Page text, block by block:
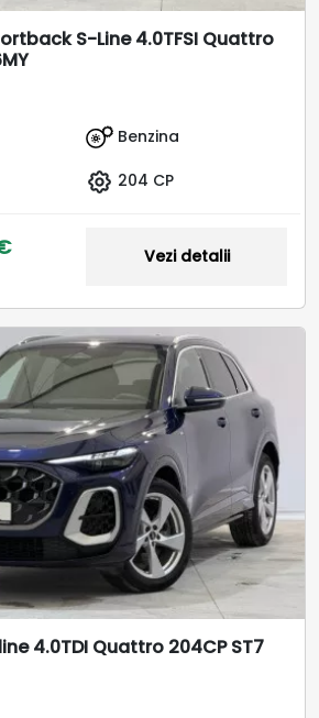
S-Line 4.0TFSI Quattro
Benzina
204 CP
Vezi detalii
4.0TDI Quattro 204CP ST7